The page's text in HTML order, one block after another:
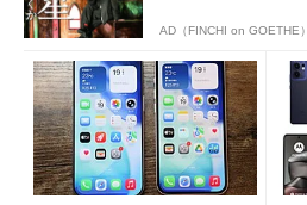
AD（FINCHI on GOETHE）